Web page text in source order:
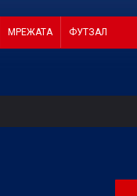
МРЕЖАТА ФУТЗАЛ